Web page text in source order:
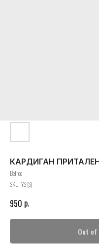
КАРДИГАН
Befree
SKU:YS (S)
950 р.
Out